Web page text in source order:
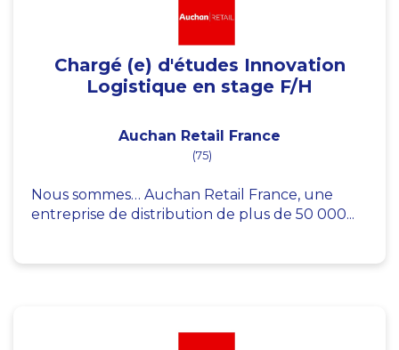
Chargé (e) d'études Innovation
Logistique en stage F/H
Auchan Retail France
(75)
Nous sommes… Auchan Retail France, une
entreprise de distribution de plus de 50 000...